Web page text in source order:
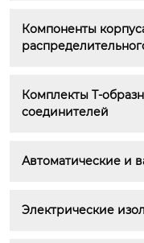
Компоненты
Комплекты Т-
соединителей
Автоматические и
Электрические